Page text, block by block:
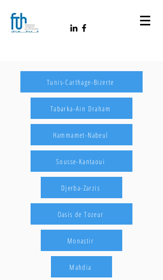
Tunis-Carthage-Bizerte
Tabarka-Ain Draham
Hammamet-Nabeul
Sousse-Kantaoui
Djerba-Zarzis
Oasis de Tozeur
Monastir
Mahdia